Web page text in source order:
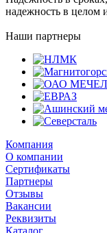
надежность в целом
Наши партнеры
Компания
О компании
Сертификаты
Партнеры
Отзывы
Вакансии
Реквизиты
Каталог